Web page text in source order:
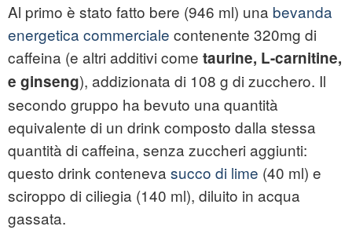
Al primo è stato fatto bere (946 ml) una bevanda
energetica commerciale contenente 320mg di
caffeina (e altri additivi come taurine, L-carnitine,
e ginseng), addizionata di 108 g di zucchero. Il
secondo gruppo ha bevuto una quantità
equivalente di un drink composto dalla stessa
quantità di caffeina, senza zuccheri aggiunti:
questo drink conteneva succo di lime (40 ml) e
sciroppo di ciliegia (140 ml), diluito in acqua
gassata.